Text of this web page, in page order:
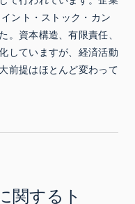
ント・ストック・カン
資本構造、有限責任、
していますが、経済活動
前提はほとんど変わって
関するト